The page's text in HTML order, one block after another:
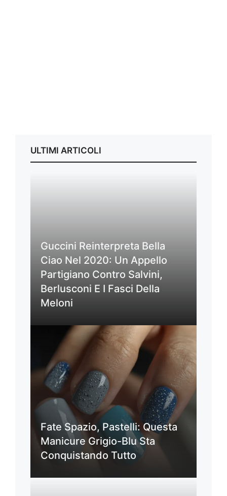
ULTIMI ARTICOLI
Guccini Reinterpreta Bella
Ciao Nel 2020: Un Appello
Partigiano Contro Salvini,
Berlusconi E I Fasci Della
Meloni
Fate Spazio, Pastelli: Questa
Manicure Grigio-Blu Sta
Conquistando Tutto